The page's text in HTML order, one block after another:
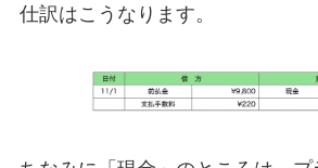
仕訳はこうなります。